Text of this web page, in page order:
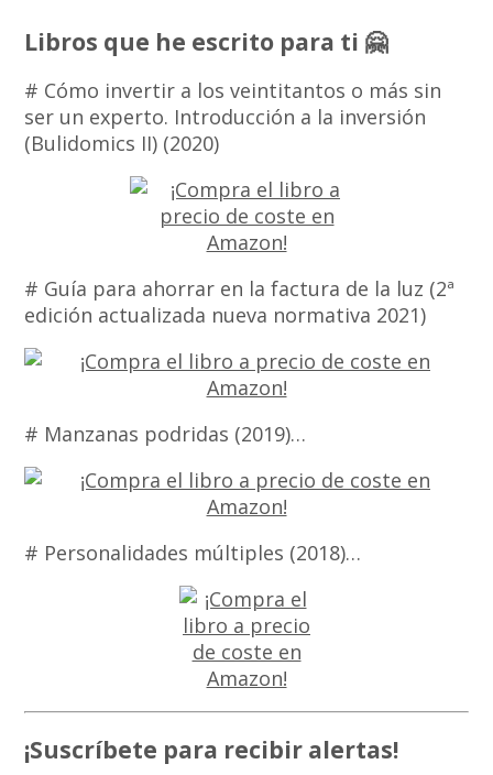
Libros que he escrito para ti 🤗
# Cómo invertir a los veintitantos o más sin
ser un experto. Introducción a la inversión
(Bulidomics II) (2020)
# Guía para ahorrar en la factura de la luz (2ª
edición actualizada nueva normativa 2021)
# Manzanas podridas (2019)…
# Personalidades múltiples (2018)…
¡Suscríbete para recibir alertas!